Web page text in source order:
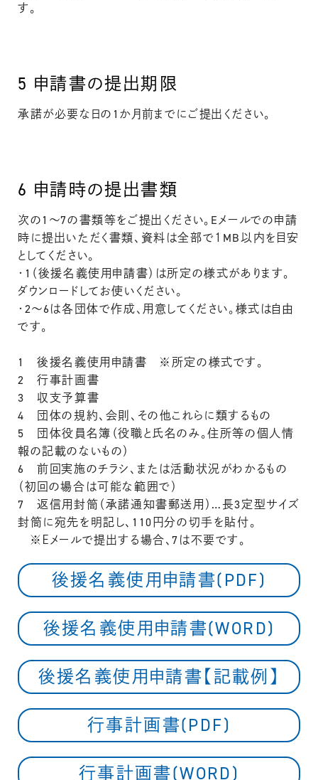
す。
5 申請書の提出期限
承諾が必要な日の1か月前までにご提出ください。
6 申請時の提出書類
次の1～7の書類等をご提出ください。Eメールでの申請
時に提出いただく書類、資料は全部で１MB以内を目安
としてください。
・1（後援名義使用申請書）は所定の様式があります。
ダウンロードしてお使いください。
・2～6は各団体で作成、用意してください。様式は自由
です。
1 後援名義使用申請書 ※所定の様式です。
2 行事計画書
3 収支予算書
4 団体の規約、会則、その他これらに類するもの
5 団体役員名簿（役職と氏名のみ。住所等の個人情
報の記載のないもの）
6 前回実施のチラシ、または活動状況がわかるもの
（初回の場合は可能な範囲で）
7 返信用封筒（承諾通知書郵送用）…長3定型サイズ
封筒に宛先を明記し、110円分の切手を貼付。
※Ｅメールで提出する場合、7は不要です。
後援名義使用申請書(PDF)
後援名義使用申請書(WORD)
後援名義使用申請書【記載例】
行事計画書(PDF)
行事計画書(WORD)